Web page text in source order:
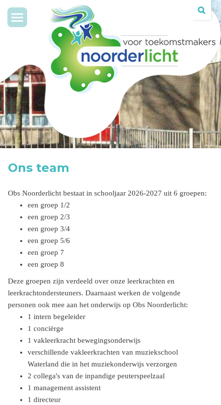
Toggle
navigation
Ons team
Obs Noorderlicht bestaat in schooljaar 2026-2027 uit 6 groepen:
een groep 1/2
een groep 2/3
een groep 3/4
een groep 5/6
een groep 7
een groep 8
Deze groepen zijn verdeeld over onze leerkrachten en
leerkrachtondersteuners. Daarnaast werken de volgende
personen ook mee aan het onderwijs op Obs Noorderlicht:
1 intern begeleider
1 conciërge
1 vakleerkracht bewegingsonderwijs
verschillende vakleerkrachten van muziekschool
Waterland die in het muziekonderwijs verzorgen
2 collega's van de inpandige peuterspeelzaal
1 management assistent
1 directeur